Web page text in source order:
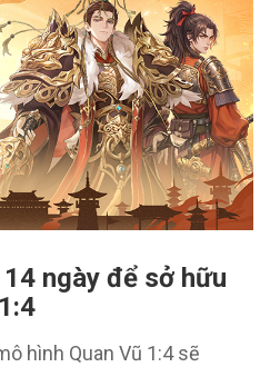
ngày để sở hữu
hình Quan Vũ 1:4 sẽ